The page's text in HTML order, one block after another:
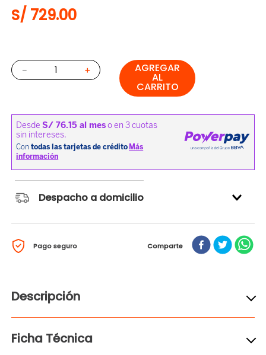
S/ 729.00
＋
－ AGREGAR
AL
CARRITO
Despacho a domicilio
Pago seguro Comparte
Descripción
Ficha Técnica